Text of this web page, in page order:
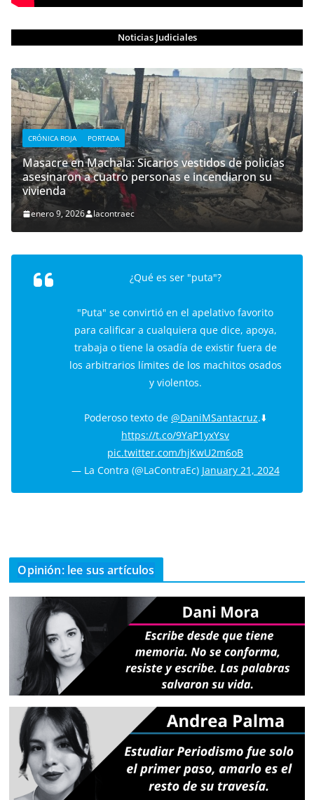
Noticias Judiciales
CRÓNICA ROJA PORTADA
Masacre en Machala: Sicarios vestidos de policías
asesinaron a cuatro personas e incendiaron su
vivienda
enero 9, 2026 lacontraec
¿Qué es ser "puta"?
"Puta" se convirtió en el apelativo favorito
para calificar a cualquiera que dice, apoya,
trabaja o tiene la osadía de existir fuera de
los arbitrarios límites de los machitos osados
y violentos.
Poderoso texto de @DaniMSantacruz.⬇️
https://t.co/9YaP1yxYsv
pic.twitter.com/hjKwU2m6oB
— La Contra (@LaContraEc) January 21, 2024
Opinión: lee sus artículos